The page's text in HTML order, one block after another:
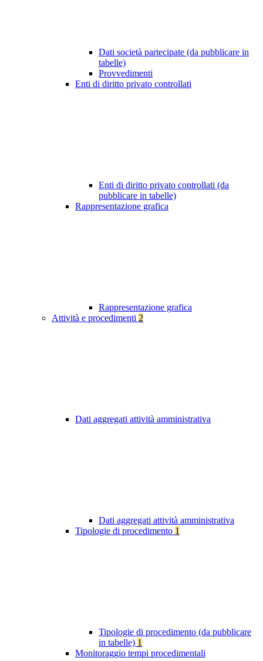
Dati società partecipate (da pubblicare in
tabelle)
Provvedimenti
Enti di diritto privato controllati
Enti di diritto privato controllati (da
pubblicare in tabelle)
Rappresentazione grafica
Rappresentazione grafica
Attività e procedimenti 2
Dati aggregati attività amministrativa
Dati aggregati attività amministrativa
Tipologie di procedimento 1
Tipologie di procedimento (da pubblicare
in tabelle) 1
Monitoraggio tempi procedimentali